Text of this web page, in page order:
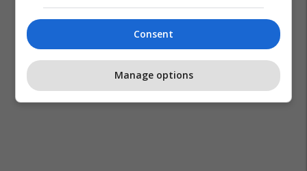
Consent
Manage options